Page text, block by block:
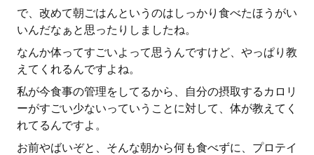
で、改めて朝ごはんというのはしっかり食べたほうがい
いんだなぁと思ったりしましたね。
なんか体ってすごいよって思うんですけど、やっぱり教
えてくれるんですよね。
私が今食事の管理をしてるから、自分の摂取するカロリ
ーがすごい少ないっていうことに対して、体が教えてく
れてるんですよ。
お前やばいぞと、そんな朝から何も食べずに、プロテイ